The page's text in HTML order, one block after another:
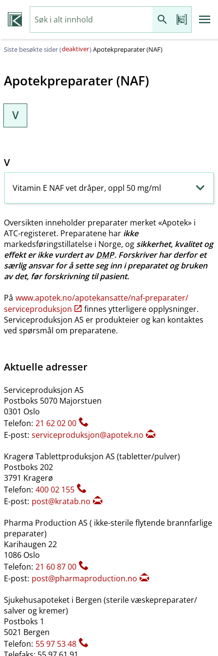
Siste besøkte sider (deaktiver)Apotekpreparater (NAF)
Apotekpreparater (NAF)
V
V
Vitamin E NAF vet dråper, oppl 50 mg/ml
Oversikten inneholder preparater merket «Apotek» i
ATC-registeret. Preparatene har ikke
markedsføringstillatelse i Norge, og sikkerhet, kvalitet og
effekt er ikke vurdert avDMP. Forskriver har derfor et
særlig ansvar for å sette seg inn i preparatet og bruken
av det, før forskrivning til pasient.
På www.apotek.no​/​apotekansatte​/​naf-preparater​/​
serviceproduksjon
finnes ytterligere opplysninger.
Serviceproduksjon AS er produkteier og kan kontaktes
ved spørsmål om preparatene.
Aktuelle adresser
Serviceproduksjon AS
Postboks 5070 Majorstuen
0301 Oslo
Telefon: 21 62 02 00
E-post: serviceproduksjon@apotek.no
Kragerø Tablettproduksjon AS (tabletter​/​pulver)
Postboks 202
3791 Kragerø
Telefon: 400 02 155
E-post: post@kratab.no
Pharma Production AS ( ikke-sterile flytende brannfarlige
preparater)
Karihaugen 22
1086 Oslo
Telefon: 21 60 87 00
E-post: post@pharmaproduction.no
Sjukehusapoteket i Bergen (sterile væskepreparater​/​
salver og kremer)
Postboks 1
5021 Bergen
Telefon: 55 97 53 48